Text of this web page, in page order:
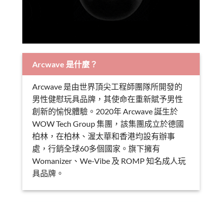
Arcwave 是什麼？
Arcwave 是由世界頂尖工程師團隊所開發的
男性健慰玩具品牌，其使命在重新賦予男性
創新的愉悅體驗。2020年 Arcwave 誕生於
WOW Tech Group 集團，該集團成立於德國
柏林，在柏林、渥太華和香港均設有辦事
處，行銷全球60多個國家。旗下擁有
Womanizer、We-Vibe 及 ROMP 知名成人玩
具品牌。